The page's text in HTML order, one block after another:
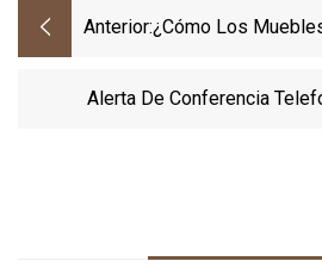
Anterior:¿Cómo Los
Alerta De Conferencia